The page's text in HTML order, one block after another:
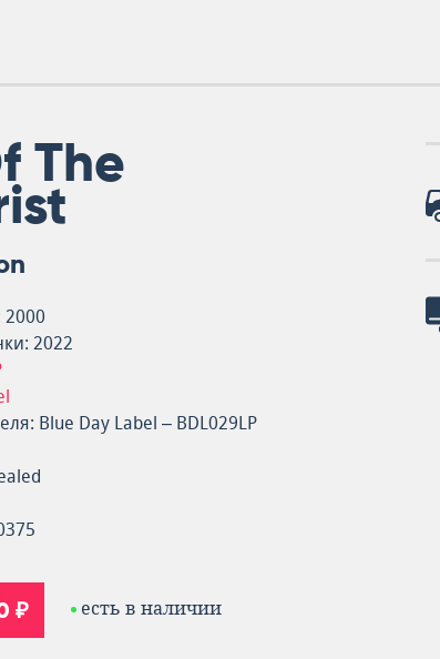
The
2000
2022
Blue Day Label – BDL029LP
₽ есть в наличии